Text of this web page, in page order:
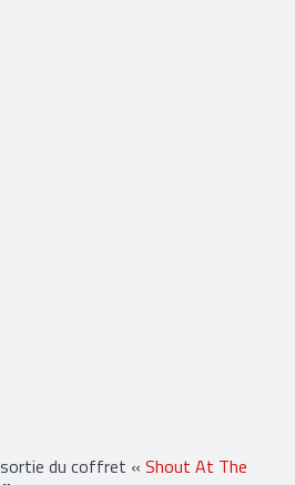
du coffret « Shout At The